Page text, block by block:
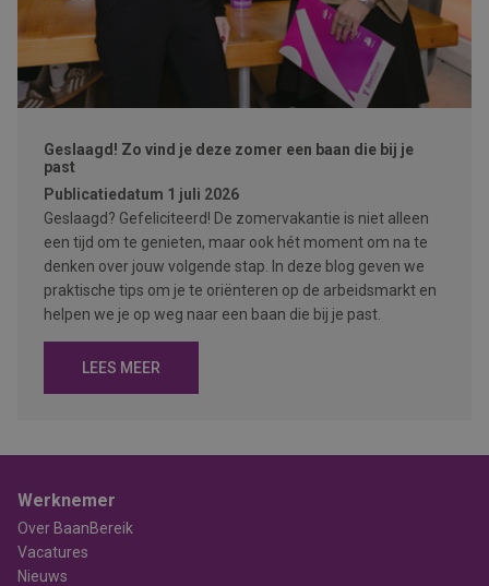
Geslaagd! Zo vind je deze zomer een baan die bij je
past
Publicatiedatum 1 juli 2026
Geslaagd? Gefeliciteerd! De zomervakantie is niet alleen
een tijd om te genieten, maar ook hét moment om na te
denken over jouw volgende stap. In deze blog geven we
praktische tips om je te oriënteren op de arbeidsmarkt en
helpen we je op weg naar een baan die bij je past.
LEES MEER
Werknemer
Over BaanBereik
Vacatures
Nieuws